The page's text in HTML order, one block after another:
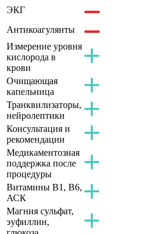
ЭКГ
Антикоагулянты
Измерение уровня
кислорода в
крови
Очищающая
капельница
Транквилизаторы,
нейролептики
Консультация и
рекомендации
Медикаментозная
поддержка после
процедуры
Витамины B1, B6,
АСК
Магния сульфат,
эуфиллин,